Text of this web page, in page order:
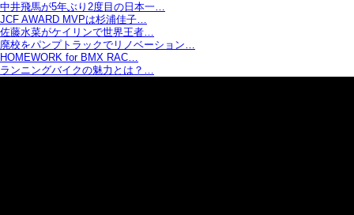
中井飛馬が5年ぶり2度目の日本一…
JCF AWARD MVPは杉浦佳子…
佐藤水菜がケイリンで世界王者…
廃校をパンプトラックでリノベーション…
HOMEWORK for BMX RAC…
ランニングバイクの魅力とは？…